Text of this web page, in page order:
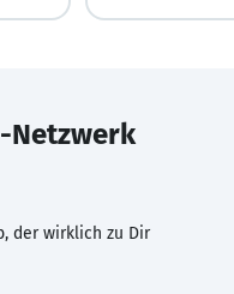
Netzwerk
der wirklich zu Dir